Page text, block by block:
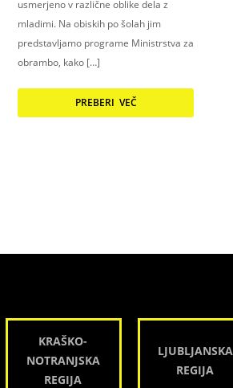
usmerjeno v različne oblike dela z
mladimi. Na obiskih po šolah jim
predstavljamo programe Ministrstva za
obrambo, kako […]
PREBERI VEČ
KRAŠKO-
NOTRANJSKA
REGIJA
LJUBLJANSKA
REGIJA